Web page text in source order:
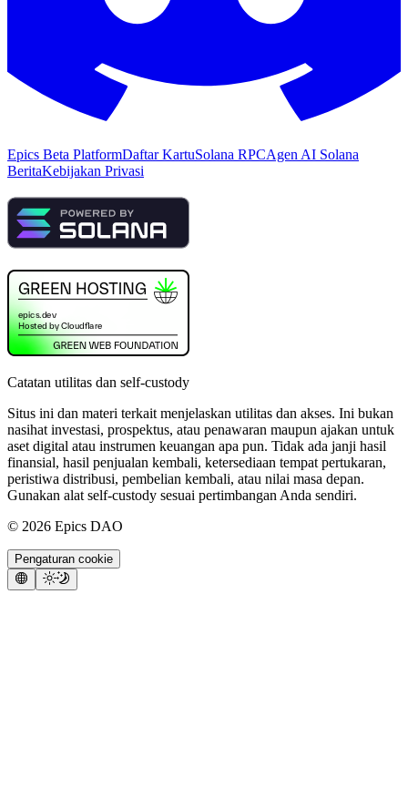
Epics Beta PlatformDaftar KartuSolana RPCAgen AI Solana
BeritaKebijakan Privasi
Catatan utilitas dan self-custody
Situs ini dan materi terkait menjelaskan utilitas dan akses. Ini bukan
nasihat investasi, prospektus, atau penawaran maupun ajakan untuk
aset digital atau instrumen keuangan apa pun. Tidak ada janji hasil
finansial, hasil penjualan kembali, ketersediaan tempat pertukaran,
peristiwa distribusi, pembelian kembali, atau nilai masa depan.
Gunakan alat self-custody sesuai pertimbangan Anda sendiri.
© 2026 Epics DAO
Pengaturan cookie